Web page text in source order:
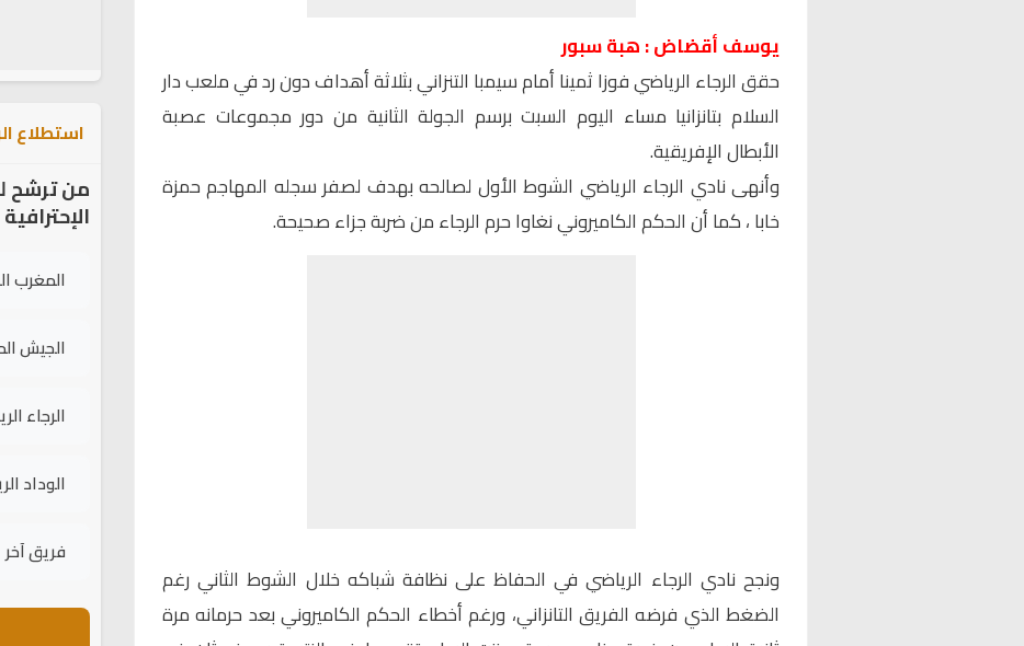
يوسف أقضاض : هبة سبور
حقق الرجاء الرياضي فوزا ثمينا أمام سيمبا التنزاني بثلاثة أهداف دون رد في ملعب دار
السلام بتانزانيا مساء اليوم السبت برسم الجولة الثانية من دور مجموعات عصبة
الأبطال الإفريقية.
وأنهى نادي الرجاء الرياضي الشوط الأول لصالحه بهدف لصفر سجله المهاجم حمزة
خابا ، كما أن الحكم الكاميروني نغاوا حرم الرجاء من ضربة جزاء صحيحة.
ونجح نادي الرجاء الرياضي في الحفاظ على نظافة شباكه خلال الشوط الثاني رغم
الضغط الذي فرضه الفريق التانزاني، ورغم أخطاء الحكم الكاميروني بعد حرمانه مرة
استطلاع
من ترشح
المغرب
الجيش
الرجاء
الوداد
فريق آخر